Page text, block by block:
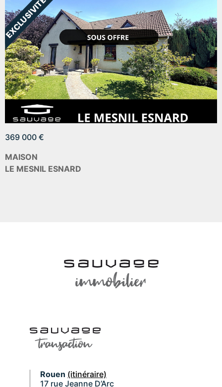
369 000 €
MAISON
LE MESNIL ESNARD
Rouen (itinéraire)
17 rue Jeanne D’Arc